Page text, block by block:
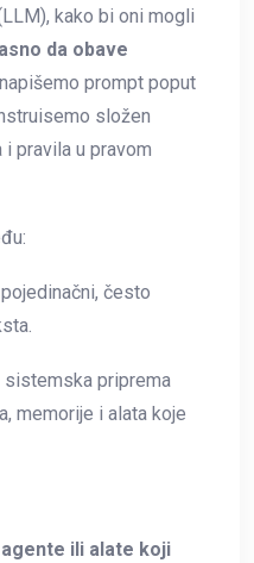
kako bi oni mogli
da obave
prompt poput
složen
pravila u pravom
često
sistemska priprema
memorije i alata koje
ili alate koji